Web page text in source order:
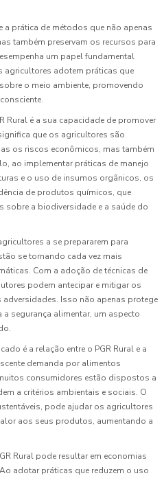
prática de métodos que não apenas
também preservam os recursos para
um papel fundamental
agricultores adotem práticas que
o meio ambiente, promovendo
Rural é a sua capacidade de promover
que os agricultores são
os riscos econômicos, mas também
ao implementar práticas de manejo
e o uso de insumos orgânicos, os
de produtos químicos, que
sobre a biodiversidade e a saúde do
a se prepararem para
se tornando cada vez mais
Com a adoção de técnicas de
podem antecipar e mitigar os
adversidades. Isso não apenas protege
segurança alimentar, um aspecto
é a relação entre o PGR Rural e a
demanda por alimentos
consumidores estão dispostos a
a critérios ambientais e sociais. O
pode ajudar os agricultores
aos seus produtos, aumentando a
Rural pode resultar em economias
adotar práticas que reduzem o uso